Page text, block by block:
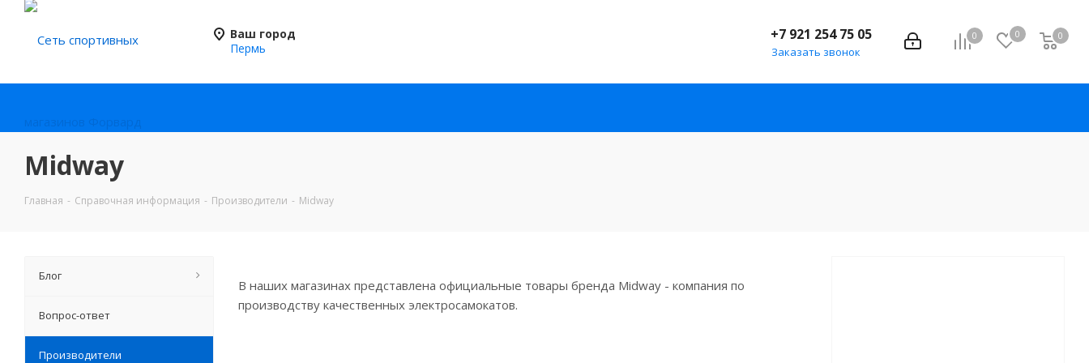
Ваш город
Пермь
0 0 0
+7 921 254 75 05
Заказать звонок
Midway
Главная - Справочная информация - Производители - Midway
В наших магазинах представлена официальные товары бренда Midway - компания по
производству качественных электросамокатов.
Блог
Вопрос-ответ
Производители